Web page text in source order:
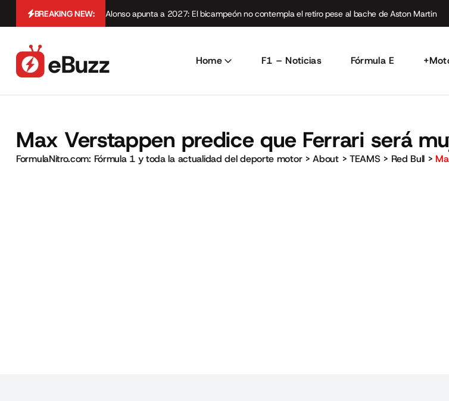
BREAKING NEW: Alonso apunta a 2027: El bicampeón no contempla el retiro pese al bache de Aston Martin
Home F1 – Noticias Fórmula E
Max Verstappen predice que Ferrari será
FormulaNitro.com: Fórmula 1 y toda la actualidad del deporte motor>About> TEAMS > Red Bull >